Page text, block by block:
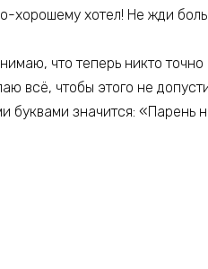
хорошему хотел! Не жди
что теперь никто точно
всё, чтобы этого не
буквами значится: «Парень